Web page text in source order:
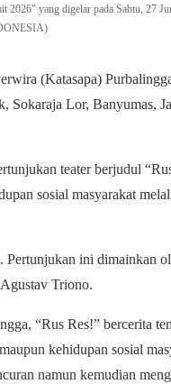
2026" yang digelar pada Sabtu, 27
(Katasapa)
Lor, Banyumas,
teater berjudul
sosial masyarakat
Pertunjukan ini dimainkan
Triono.
“Rus Res!” bercerita
kehidupan sosial
namun kemudian